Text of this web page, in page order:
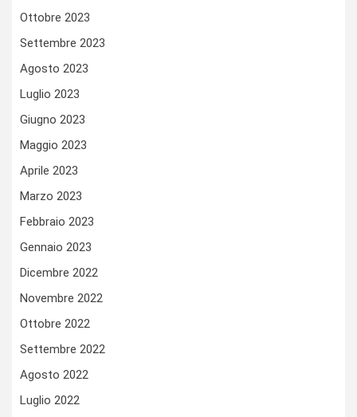
Ottobre 2023
Settembre 2023
Agosto 2023
Luglio 2023
Giugno 2023
Maggio 2023
Aprile 2023
Marzo 2023
Febbraio 2023
Gennaio 2023
Dicembre 2022
Novembre 2022
Ottobre 2022
Settembre 2022
Agosto 2022
Luglio 2022